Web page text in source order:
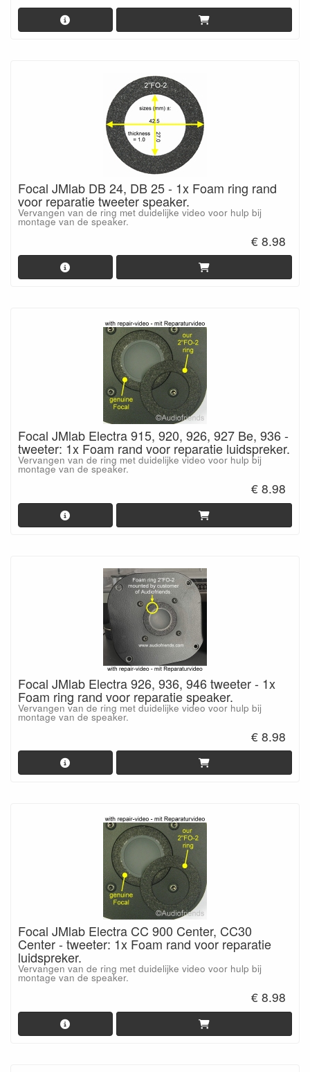
Focal JMlab DB 24, DB 25 - 1x Foam ring rand
voor reparatie tweeter speaker.
Vervangen van de ring met duidelijke video voor hulp bij
montage van de speaker.
€ 8.98
Focal JMlab Electra 915, 920, 926, 927 Be, 936 -
tweeter: 1x Foam rand voor reparatie luidspreker.
Vervangen van de ring met duidelijke video voor hulp bij
montage van de speaker.
€ 8.98
Focal JMlab Electra 926, 936, 946 tweeter - 1x
Foam ring rand voor reparatie speaker.
Vervangen van de ring met duidelijke video voor hulp bij
montage van de speaker.
€ 8.98
Focal JMlab Electra CC 900 Center, CC30
Center - tweeter: 1x Foam rand voor reparatie
luidspreker.
Vervangen van de ring met duidelijke video voor hulp bij
montage van de speaker.
€ 8.98